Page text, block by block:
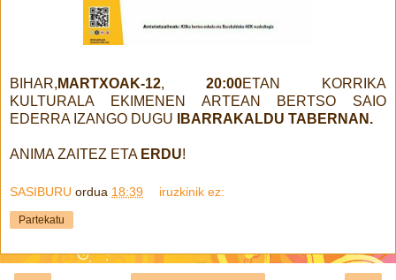
BIHAR, MARTXOAK-12, 20:00ETAN KORRIKA
KULTURALA EKIMENEN ARTEAN BERTSO SAIO
EDERRA IZANGO DUGU
IBARRAKALDU TABERNAN.
ANIMA ZAITEZ ETA ERDU!
SASIBURU ordua 18:39 iruzkinik ez:
Partekatu